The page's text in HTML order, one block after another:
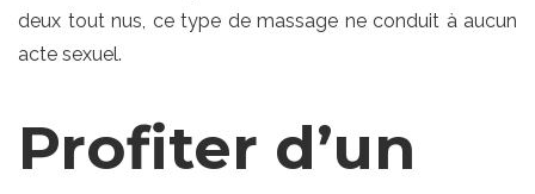
deux tout nus, ce type de massage ne conduit à aucun
acte sexuel.
Profiter d’un